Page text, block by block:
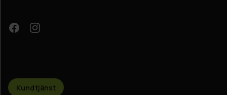
Kundtjänst